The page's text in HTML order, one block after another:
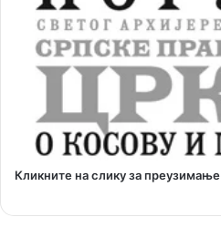
Кликните на слику за преузимање